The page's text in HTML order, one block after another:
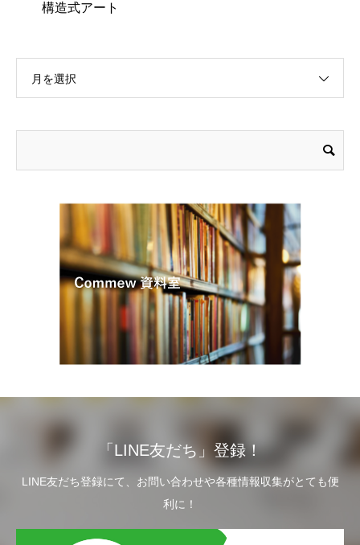
構造式アート
月を選択
「LINE友だち」登録！
LINE友だち登録にて、お問い合わせや各種情報収集がとても便
利に！